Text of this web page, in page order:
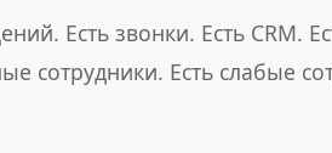
Есть звонки. Есть CRM.
сотрудники. Есть слабые